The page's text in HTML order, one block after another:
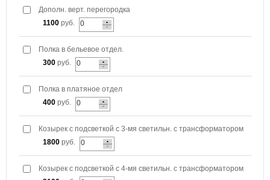
Дополн. верт. перегородка
1100 руб.
Полка в бельевое отдел.
300 руб.
Полка в платяное отдел
400 руб.
Козырек с подсветкой с 3-мя светильн. с трансформатором
1800 руб.
Козырек с подсветкой с 4-мя светильн. с трансформатором